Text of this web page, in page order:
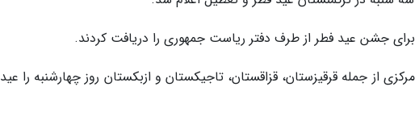
جشن عید فطر از طرف دفتر ریاست جمهوری را دریافت کردند.
از جمله قرقیزستان، قزاقستان، تاجیکستان و ازبکستان روز چهارشنبه را عید